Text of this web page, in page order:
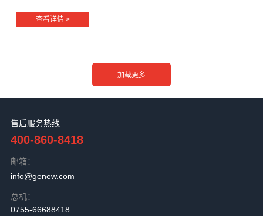
查看详情 >
售后服务热线
400-860-8418
邮箱：
info@genew.com
总机：
0755-66688418